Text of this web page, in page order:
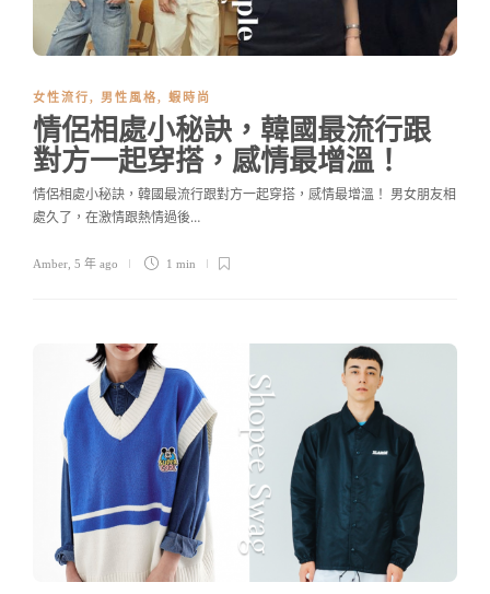
女性流行, 男性風格, 蝦時尚
情侶相處小秘訣，韓國最流行跟
對方一起穿搭，感情最增溫！
情侶相處小秘訣，韓國最流行跟對方一起穿搭，感情最增溫！ 男女朋友相
處久了，在激情跟熱情過後…
Amber 5 年 ago 1 min